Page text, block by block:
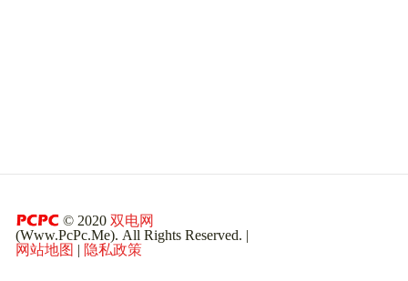
© 2020 双电网
(Www.PcPc.Me). All Rights Reserved. |
网站地图 | 隐私政策